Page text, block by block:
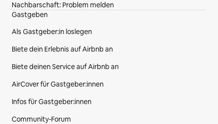
Nachbarschaft: Problem melden
Gastgeben
Als Gastgeber:in loslegen
Biete dein Erlebnis auf Airbnb an
Biete deinen Service auf Airbnb an
AirCover für Gastgeber:innen
Infos für Gastgeber:innen
Community-Forum